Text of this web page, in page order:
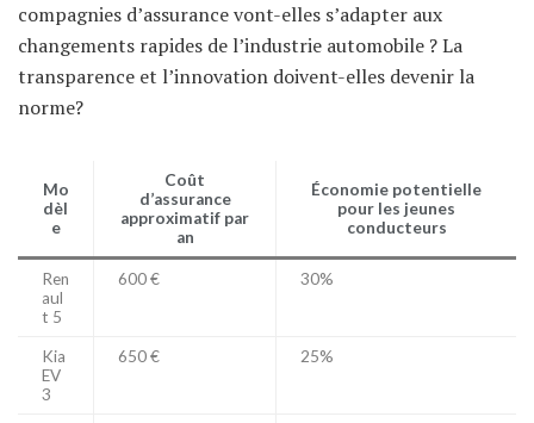
compagnies d’assurance vont-elles s’adapter aux
changements rapides de l’industrie automobile ? La
transparence et l’innovation doivent-elles devenir la
norme?
Mo
dèl
e
Coût
d’assurance
approximatif par
an
Économie potentielle
pour les jeunes
conducteurs
Ren
aul
t 5
600 € 30%
Kia
EV
3
650 € 25%